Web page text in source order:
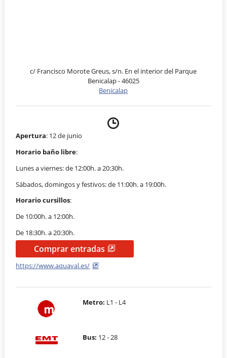
c/ Francisco Morote Greus, s/n. En el interior del Parque
Benicalap - 46025
Benicalap
Apertura: 12 de junio
Horario baño libre:
Lunes a viernes: de 12:00h. a 20:30h.
Sábados, domingos y festivos: de 11:00h. a 19:00h.
Horario cursillos:
De 10:00h. a 12:00h.
De 18:30h. a 20:30h.
Comprar entradas
https://www.aquaval.es/
Metro: L1 - L4
Bus: 12 - 28